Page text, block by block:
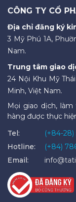
CÔNG TY CỔ
Địa chỉ đăng ký
3 Mỹ Phú 1A,
Nam.
Trung tâm giao
24 Nội Khu Mỹ
Minh, Việt Nam.
Mọi giao dịch,
hàng được thực
Tel:
(+84-28)
Hotline:
(+84)
Email: